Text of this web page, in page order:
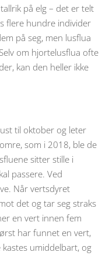
på elg – det er telt
flere hundre individer
på seg, men lusflua
om hjortelusflua ofte
kan den heller ikke
til oktober og leter
som i 2018, ble de
sitter stille i
passere. Ved
Når vertsdyret
det og tar seg straks
en vert innen fem
har funnet en vert,
umiddelbart, og